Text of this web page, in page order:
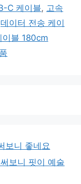
C 케이블, 고속
데이터 전송 케이
블 180cm
보니 좋네요
보니 핏이 예술